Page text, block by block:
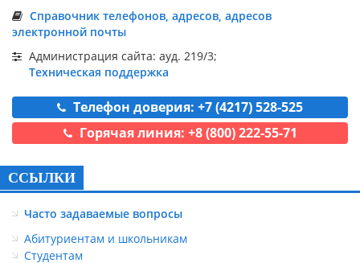
Справочник телефонов, адресов, адресов
электронной почты
Администрация сайта: ауд. 219/3;
Техническая поддержка
Телефон доверия: +7 (4217) 528-525
Горячая линия: +8 (800) 222-55-71
ССЫЛКИ
Часто задаваемые вопросы
Абитуриентам и школьникам
Студентам